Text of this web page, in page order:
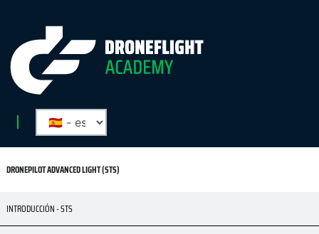
DRONEPILOT ADVANCED LIGHT (STS)
INTRODUCCIÓN - STS